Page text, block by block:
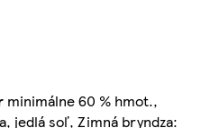
minimálne 60 % hmot.,
jedlá soľ, Zimná bryndza: